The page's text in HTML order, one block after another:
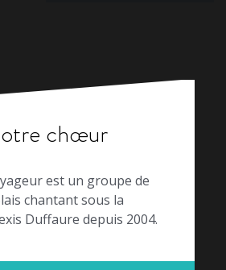
chœur
est un groupe de
chantant sous la
Duffaure depuis 2004.